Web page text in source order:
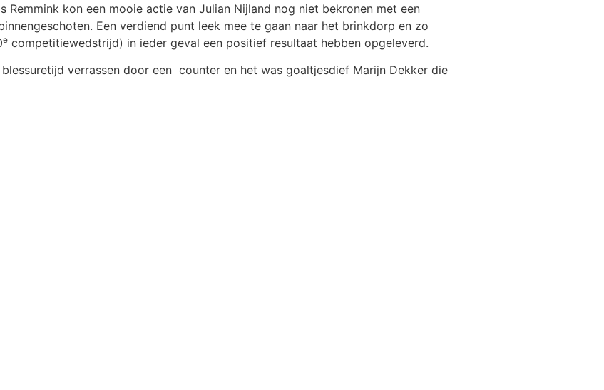
kon een mooie actie van Julian Nijland nog niet bekronen met een
Een verdiend punt leek mee te gaan naar het brinkdorp en zo
e competitiewedstrijd) in ieder geval een positief resultaat hebben opgeleverd.
verrassen door een counter en het was goaltjesdief Marijn Dekker die